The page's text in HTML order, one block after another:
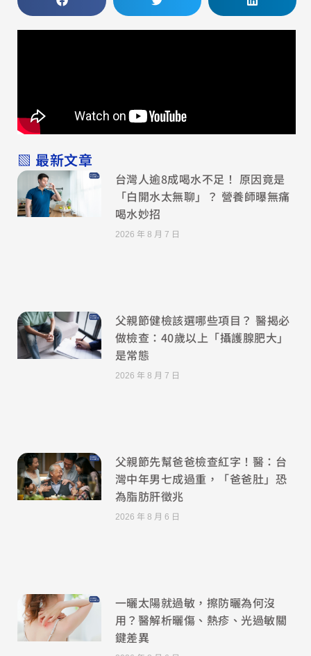
▧ 最新文章
台灣人逾8成喝水不足！ 原因竟是
「白開水太無聊」？ 營養師曝無痛
喝水妙招
2026 年 8 月 7 日
父親節健檢該選哪些項目？ 醫揭必
做檢查：40歲以上「攝護腺肥大」
是常態
2026 年 8 月 7 日
父親節先幫爸爸檢查紅字！醫：台
灣中年男七成過重，「爸爸肚」恐
為脂肪肝徵兆
2026 年 8 月 6 日
一曬太陽就過敏，擦防曬為何沒
用？醫解析曬傷、熱疹、光過敏關
鍵差異